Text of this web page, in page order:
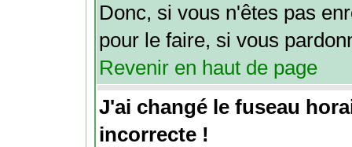
Donc, si vous n'êtes pas
pour le faire, si vous
Revenir en haut de page
J'ai changé le fuseau
incorrecte !